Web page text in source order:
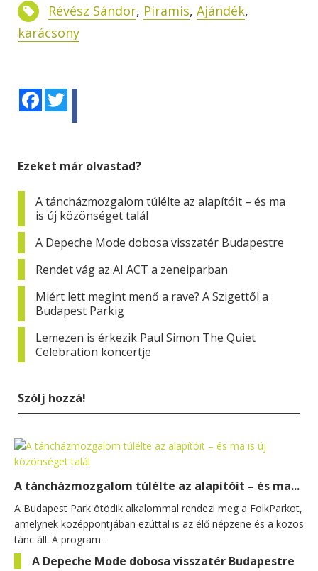
Révész Sándor, Piramis, Ajándék,
karácsony
Facebook
Ezeket már olvastad?
A táncházmozgalom túlélte az alapítóit – és ma
is új közönséget talál
A Depeche Mode dobosa visszatér Budapestre
Rendet vág az AI ACT a zeneiparban
Miért lett megint menő a rave? A Szigettől a
Budapest Parkig
Lemezen is érkezik Paul Simon The Quiet
Celebration koncertje
Szólj hozzá!
A táncházmozgalom túlélte az alapítóit – és ma...
A Budapest Park ötödik alkalommal rendezi meg a FolkParkot,
amelynek középpontjában ezúttal is az élő népzene és a közös
tánc áll. A program...
A Depeche Mode dobosa visszatér Budapestre